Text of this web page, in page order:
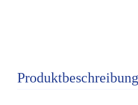
Produktbeschreibung